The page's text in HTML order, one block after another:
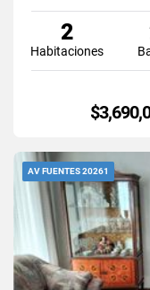
2
Habitaciones
AV FUENTES 20261